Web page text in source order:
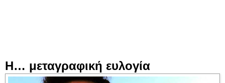
Η… μεταγραφική ευλογία